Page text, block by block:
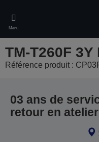
main
content
Menu
TM-T260F
Référence produit :
03 ans de
retour en